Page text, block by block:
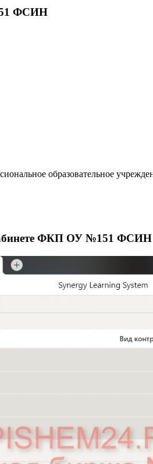
ФСИН
образовательное
ФКП ОУ №151 ФСИН